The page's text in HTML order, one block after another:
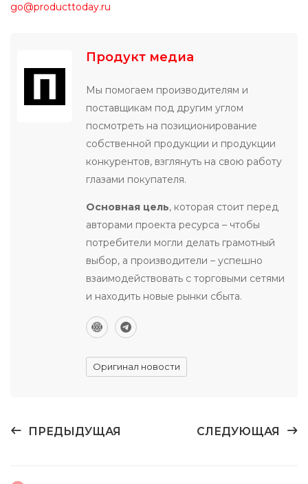
go@producttoday.ru
Продукт медиа
Мы помогаем производителям и
поставщикам под другим углом
посмотреть на позиционирование
собственной продукции и продукции
конкурентов, взглянуть на свою работу
глазами покупателя.
Основная цель, которая стоит перед
авторами проекта ресурса – чтобы
потребители могли делать грамотный
выбор, а производители – успешно
взаимодействовать с торговыми сетями
и находить новые рынки сбыта.
Оригинал новости
ПРЕДЫДУЩАЯ СЛЕДУЮЩАЯ